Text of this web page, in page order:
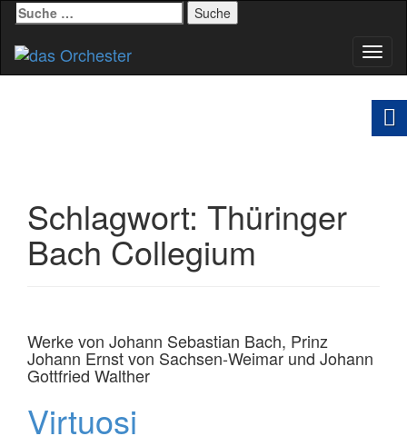
Suche
nach:
Schlagwort: Thüringer
Bach Collegium
Werke von Johann Sebastian Bach, Prinz
Johann Ernst von Sachsen-Weimar und Johann
Gottfried Walther
Virtuosi